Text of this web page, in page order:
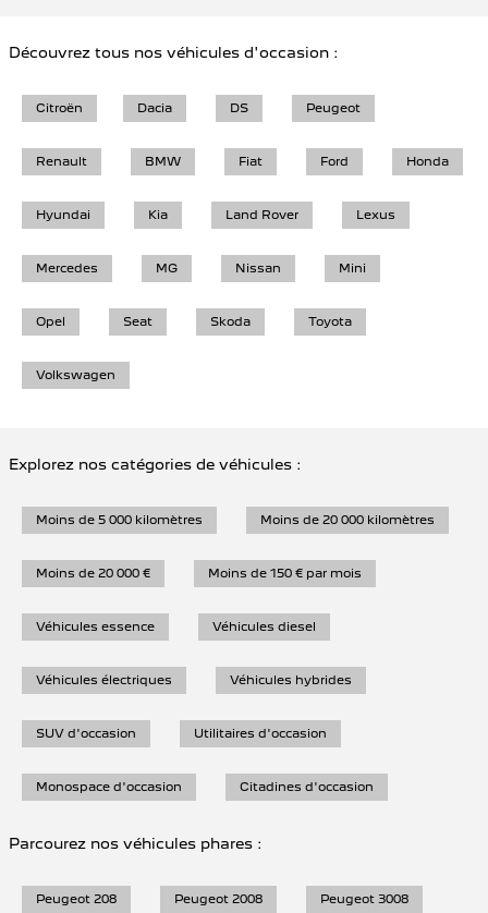
Découvrez tous nos véhicules d'occasion :
Citroën Dacia DS Peugeot
Renault BMW Fiat Ford Honda
Hyundai Kia Land Rover Lexus
Mercedes MG Nissan Mini
Opel Seat Skoda Toyota
Volkswagen
Explorez nos catégories de véhicules :
Moins de 5 000 kilomètres Moins de 20 000 kilomètres
Moins de 20 000 € Moins de 150 € par mois
Véhicules essence Véhicules diesel
Véhicules électriques Véhicules hybrides
SUV d'occasion Utilitaires d'occasion
Monospace d'occasion Citadines d'occasion
Parcourez nos véhicules phares :
Peugeot 208 Peugeot 2008 Peugeot 3008